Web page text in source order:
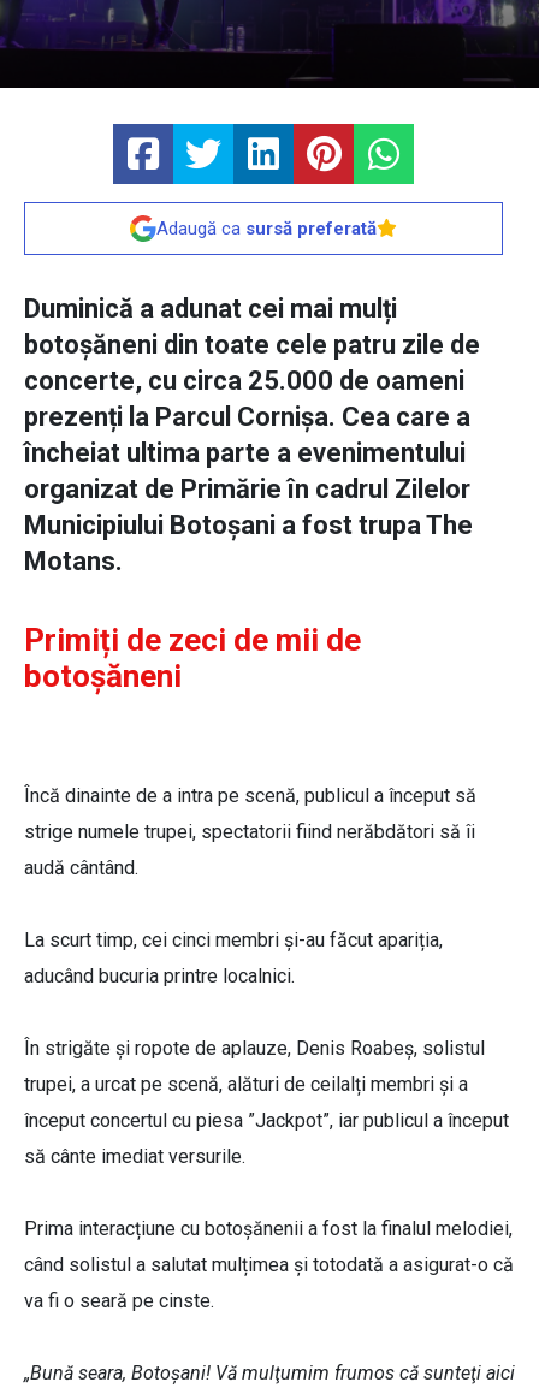
Adaugă ca sursă preferată
Duminică a adunat cei mai mulți
botoșăneni din toate cele patru zile de
concerte, cu circa 25.000 de oameni
prezenți la Parcul Cornișa. Cea care a
încheiat ultima parte a evenimentului
organizat de Primărie în cadrul Zilelor
Municipiului Botoșani a fost trupa The
Motans.
Primiți de zeci de mii de
botoșăneni
Încă dinainte de a intra pe scenă, publicul a început să
strige numele trupei, spectatorii fiind nerăbdători să îi
audă cântând.
La scurt timp, cei cinci membri și-au făcut apariția,
aducând bucuria printre localnici.
În strigăte și ropote de aplauze, Denis Roabeș, solistul
trupei, a urcat pe scenă, alături de ceilalți membri și a
început concertul cu piesa ”Jackpot”, iar publicul a început
să cânte imediat versurile.
Prima interacțiune cu botoșănenii a fost la finalul melodiei,
când solistul a salutat mulțimea și totodată a asigurat-o că
va fi o seară pe cinste.
„Bună seara, Botoşani! Vă mulţumim frumos că sunteţi aici